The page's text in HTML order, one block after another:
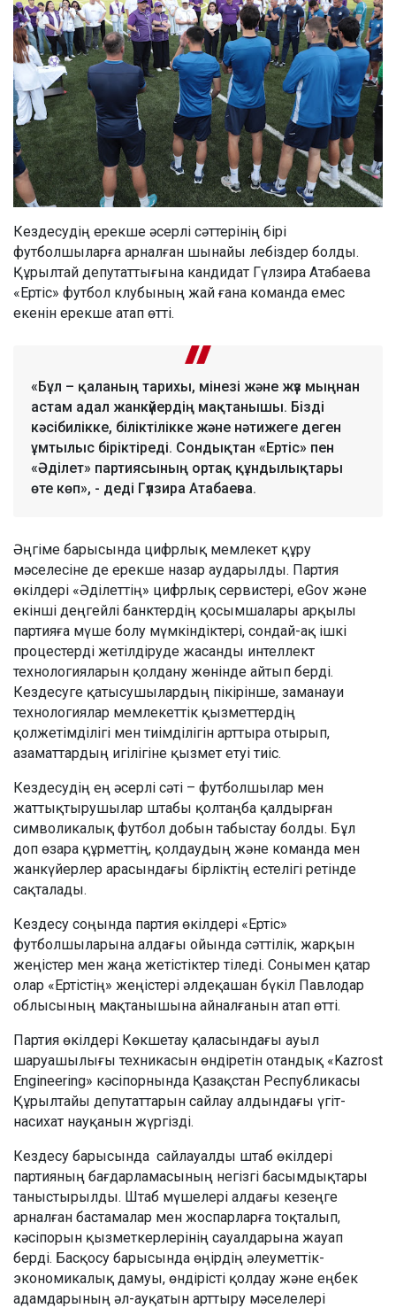
Кездесудің ерекше әсерлі сәттерінің бірі
футболшыларға арналған шынайы лебіздер болды.
Құрылтай депутаттығына кандидат Гүлзира Атабаева
«Ертіс» футбол клубының жай ғана команда емес
екенін ерекше атап өтті.
«Бұл – қаланың тарихы, мінезі және жүз мыңнан
астам адал жанкүйердің мақтанышы. Бізді
кәсібилікке, біліктілікке және нәтижеге деген
ұмтылыс біріктіреді. Сондықтан «Ертіс» пен
«Әділет» партиясының ортақ құндылықтары
өте көп», - деді Гүлзира Атабаева.
Әңгіме барысында цифрлық мемлекет құру
мәселесіне де ерекше назар аударылды. Партия
өкілдері «Әділеттің» цифрлық сервистері, eGov және
екінші деңгейлі банктердің қосымшалары арқылы
партияға мүше болу мүмкіндіктері, сондай-ақ ішкі
процестерді жетілдіруде жасанды интеллект
технологияларын қолдану жөнінде айтып берді.
Кездесуге қатысушылардың пікірінше, заманауи
технологиялар мемлекеттік қызметтердің
қолжетімділігі мен тиімділігін арттыра отырып,
азаматтардың игілігіне қызмет етуі тиіс.
Кездесудің ең әсерлі сәті – футболшылар мен
жаттықтырушылар штабы қолтаңба қалдырған
символикалық футбол добын табыстау болды. Бұл
доп өзара құрметтің, қолдаудың және команда мен
жанкүйерлер арасындағы бірліктің естелігі ретінде
сақталады.
Кездесу соңында партия өкілдері «Ертіс»
футболшыларына алдағы ойында сәттілік, жарқын
жеңістер мен жаңа жетістіктер тіледі. Сонымен қатар
олар «Ертістің» жеңістері әлдеқашан бүкіл Павлодар
облысының мақтанышына айналғанын атап өтті.
Партия өкілдері Көкшетау қаласындағы ауыл
шаруашылығы техникасын өндіретін отандық «Kazrost
Engineering» кәсіпорнында Қазақстан Республикасы
Құрылтайы депутаттарын сайлау алдындағы үгіт-
насихат науқанын жүргізді.
Кездесу барысында сайлауалды штаб өкілдері
партияның бағдарламасының негізгі басымдықтары
таныстырылды. Штаб мүшелері алдағы кезеңге
арналған бастамалар мен жоспарларға тоқталып,
кәсіпорын қызметкерлерінің сауалдарына жауап
берді. Басқосу барысында өңірдің әлеуметтік-
экономикалық дамуы, өндірісті қолдау және еңбек
адамдарының әл-ауқатын арттыру мәселелері